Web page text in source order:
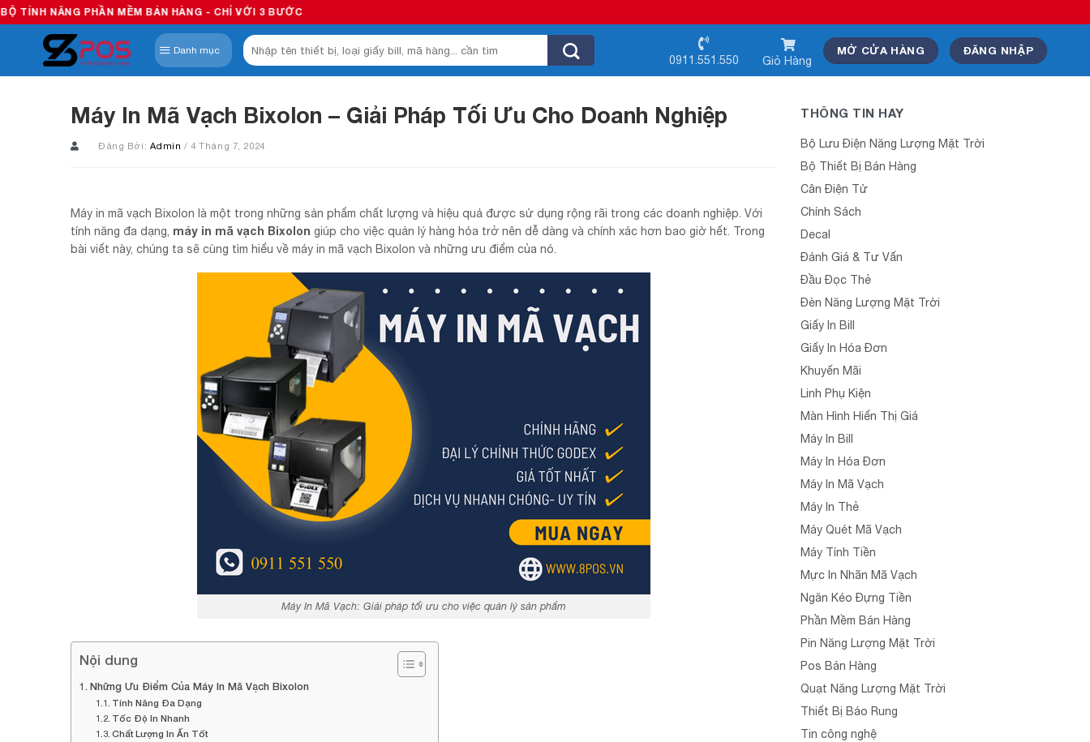
Skip
to
content
MỀM BÁN HÀNG - CHỈ VỚI 3 BƯỚC
Danh mục
Tìm
kiếm:
0911.551.550 Giỏ Hàng
MỞ CỬA HÀNG ĐĂNG NHẬP
Máy In Mã Vạch Bixolon – Giải Pháp Tối Ưu Cho Doanh Nghiệp
Đăng Bởi: Admin / 4 Tháng 7, 2024
Máy in mã vạch Bixolon là một trong những sản phẩm chất lượng và hiệu quả được sử dụng rộng rãi trong các doanh nghiệp. Với
tính năng đa dạng, máy in mã vạch Bixolon giúp cho việc quản lý hàng hóa trở nên dễ dàng và chính xác hơn bao giờ hết. Trong
bài viết này, chúng ta sẽ cùng tìm hiểu về máy in mã vạch Bixolon và những ưu điểm của nó.
Máy In Mã Vạch: Giải pháp tối ưu cho việc quản lý sản phẩm
Nội dung
Những Ưu Điểm Của Máy In Mã Vạch Bixolon
Tính Năng Đa Dạng
Tốc Độ In Nhanh
Chất Lượng In Ấn Tốt
THÔNG TIN HAY
Bộ Lưu Điện Năng Lượng Mặt Trời
Bộ Thiết Bị Bán Hàng
Cân Điện Tử
Chính Sách
Decal
Đánh Giá & Tư Vấn
Đầu Đọc Thẻ
Đèn Năng Lượng Mặt Trời
Giấy In Bill
Giấy In Hóa Đơn
Khuyến Mãi
Linh Phụ Kiện
Màn Hình Hiển Thị Giá
Máy In Bill
Máy In Hóa Đơn
Máy In Mã Vạch
Máy In Thẻ
Máy Quét Mã Vạch
Máy Tính Tiền
Mực In Nhãn Mã Vạch
Ngăn Kéo Đựng Tiền
Phần Mềm Bán Hàng
Pin Năng Lượng Mặt Trời
Pos Bán Hàng
Quạt Năng Lượng Mặt Trời
Thiết Bị Báo Rung
Tin công nghệ